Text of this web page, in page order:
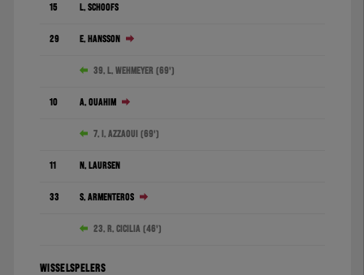
15 L. Schoofs
29 E. Hansson
39. L. Wehmeyer (69')
10 A. Ouahim
7. I. Azzaoui (69')
11 N. Laursen
33 S. Armenteros
23. R. Cicilia (46')
WISSELSPELERS